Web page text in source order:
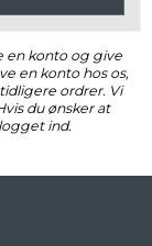
en konto og give
en konto hos os,
ordrer. Vi
du ønsker at
ind.